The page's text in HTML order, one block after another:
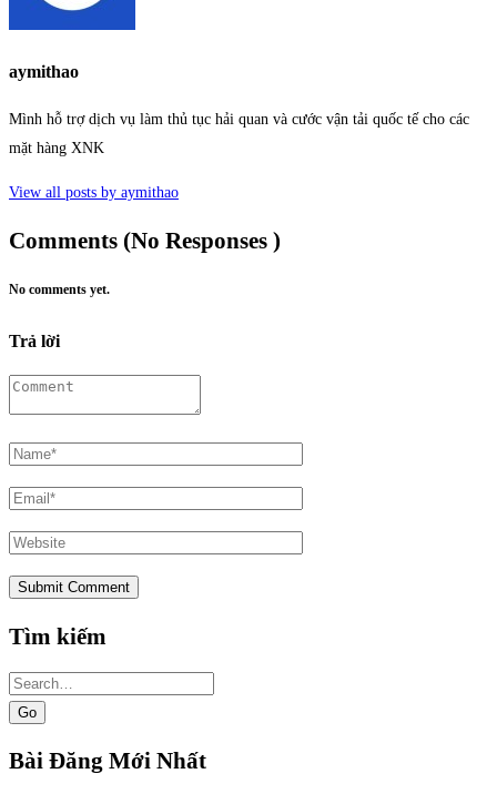
aymithao
Mình hỗ trợ dịch vụ làm thủ tục hải quan và cước vận tải quốc tế cho các
mặt hàng XNK
View all posts by aymithao
Comments (No Responses )
No comments yet.
Trả lời
Tìm kiếm
Search
for:
Bài Đăng Mới Nhất